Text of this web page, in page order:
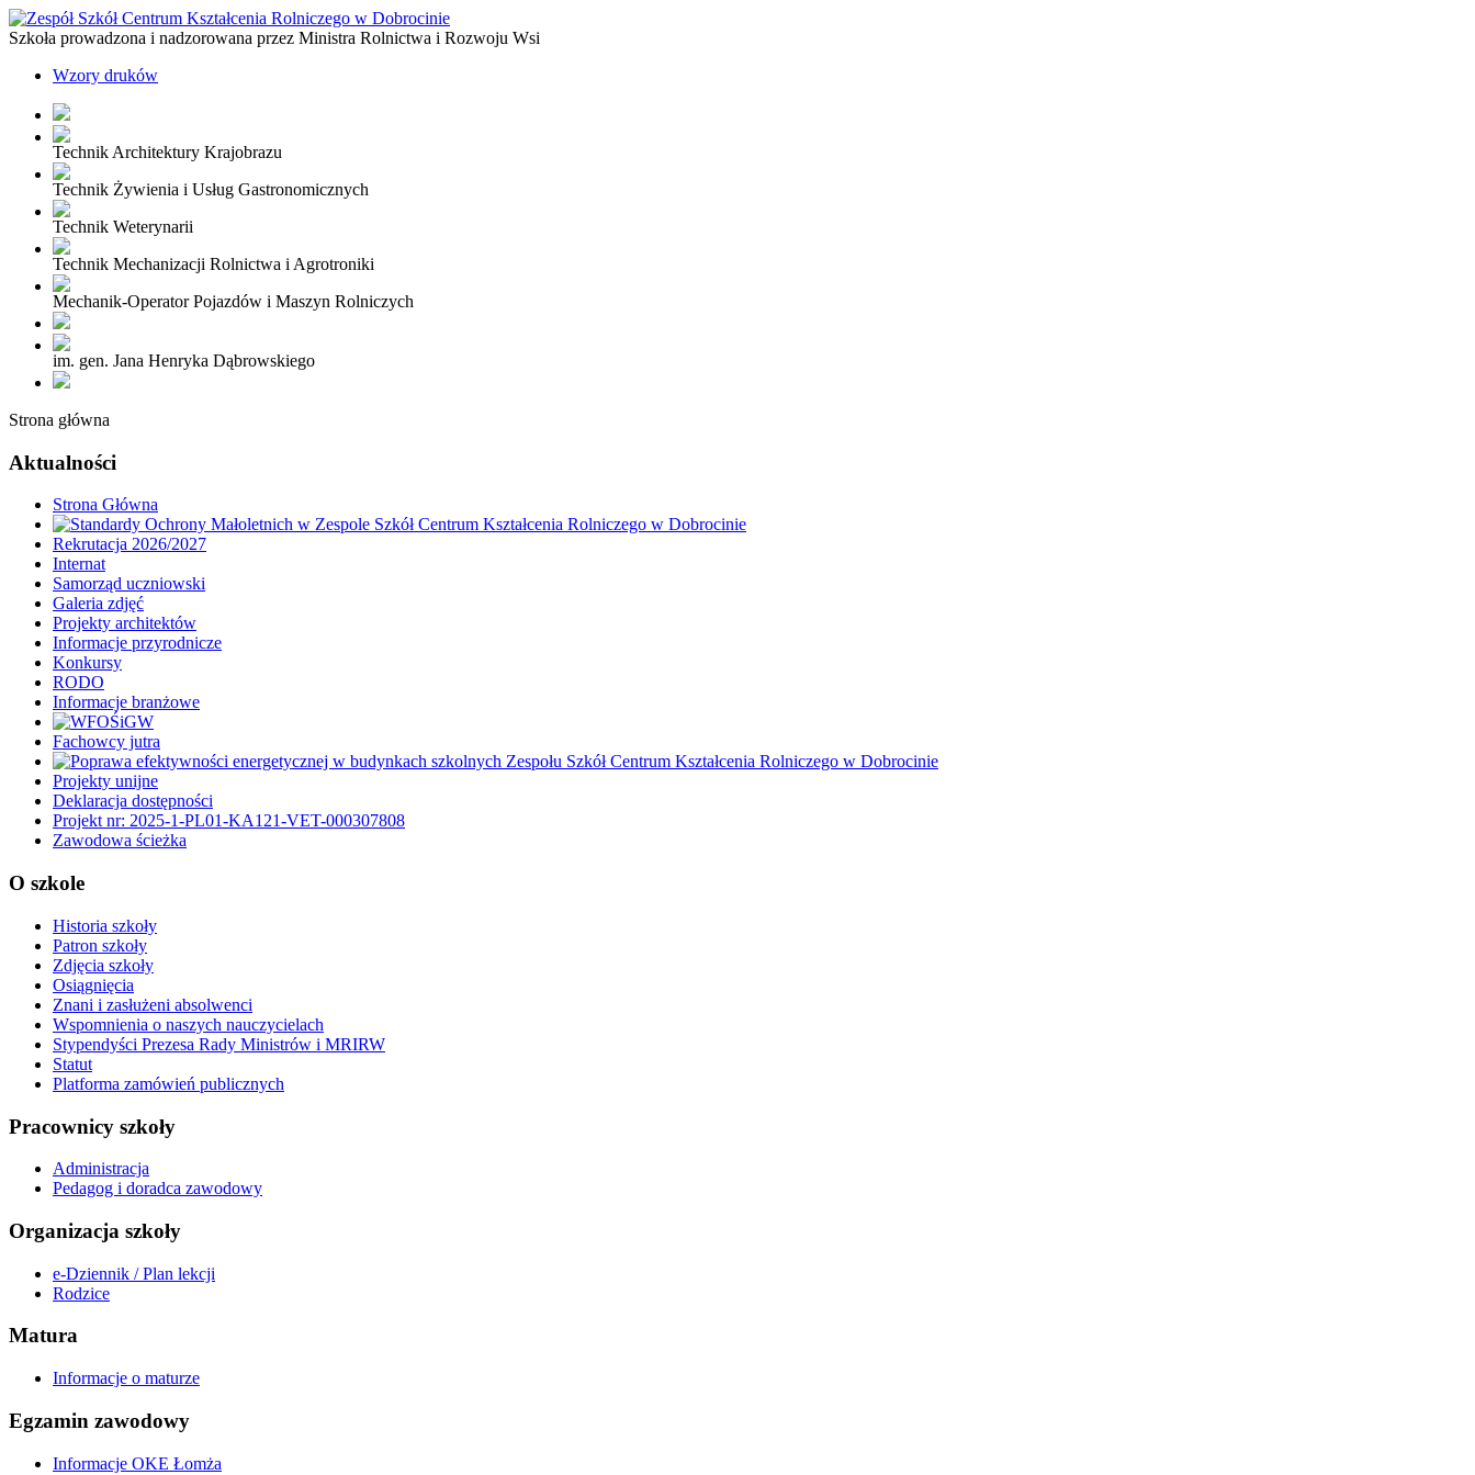
Szkoła prowadzona i nadzorowana przez Ministra Rolnictwa i Rozwoju Wsi
Wzory druków
Technik Architektury Krajobrazu
Technik Żywienia i Usług Gastronomicznych
Technik Weterynarii
Technik Mechanizacji Rolnictwa i Agrotroniki
Mechanik-Operator Pojazdów i Maszyn Rolniczych
im. gen. Jana Henryka Dąbrowskiego
Strona główna
Aktualności
Strona Główna
Rekrutacja 2026/2027
Internat
Samorząd uczniowski
Galeria zdjęć
Projekty architektów
Informacje przyrodnicze
Konkursy
RODO
Informacje branżowe
Fachowcy jutra
Projekty unijne
Deklaracja dostępności
Projekt nr: 2025-1-PL01-KA121-VET-000307808
Zawodowa ścieżka
O szkole
Historia szkoły
Patron szkoły
Zdjęcia szkoły
Osiągnięcia
Znani i zasłużeni absolwenci
Wspomnienia o naszych nauczycielach
Stypendyści Prezesa Rady Ministrów i MRIRW
Statut
Platforma zamówień publicznych
Pracownicy szkoły
Administracja
Pedagog i doradca zawodowy
Organizacja szkoły
e-Dziennik / Plan lekcji
Rodzice
Matura
Informacje o maturze
Egzamin zawodowy
Informacje OKE Łomża